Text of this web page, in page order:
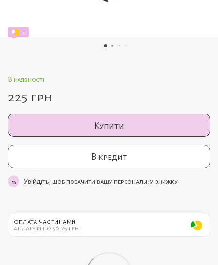
4
В наявності
225 грн
Купити
В кредит
% Увійдіть, щоб побачити вашу персональну знижку
ОПЛАТА ЧАСТИНАМИ
4 платежі по 56.25 грн